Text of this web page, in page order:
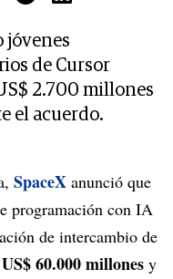
jóvenes
de Cursor
2.700 millones
el acuerdo.
SpaceX anunció que
programación con IA
de intercambio de
US$ 60.000 millones y